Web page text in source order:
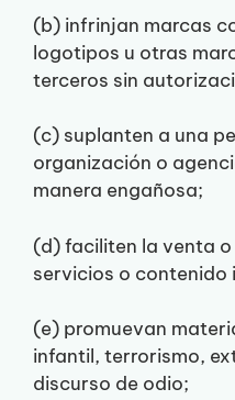
(b) infrinjan marcas
logotipos u otras
terceros sin
(c) suplanten a una
organización o
manera engañosa;
(d) faciliten la venta
servicios o contenido
(e) promuevan
infantil, terrorismo,
discurso de odio;